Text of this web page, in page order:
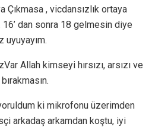
Çıkmasa , vicdansızlık ortaya
16’ dan sonra 18 gelmesin diye
uyuyayım.
Allah kimseyi hırsızı, arsızı ve
ki mikrofonu üzerimden
arkadaş arkamdan koştu, iyi